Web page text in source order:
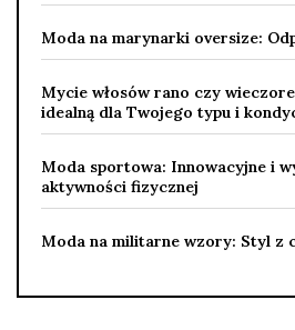
Moda na marynarki oversize:
Mycie włosów rano czy
idealną dla Twojego typu i
Moda sportowa: Innowacyjne i
aktywności fizycznej
Moda na militarne wzory: Styl z